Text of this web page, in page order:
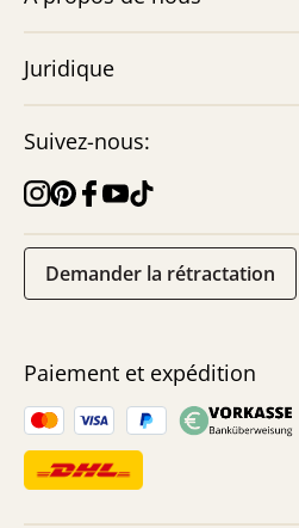
Juridique
Suivez-nous:
Demander la rétractation
Paiement et expédition